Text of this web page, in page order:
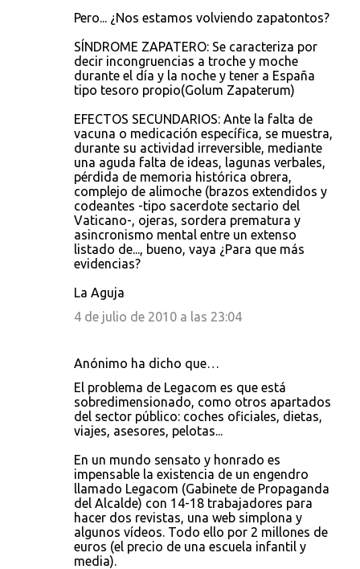
Pero... ¿Nos estamos volviendo zapatontos?
SÍNDROME ZAPATERO: Se caracteriza por
decir incongruencias a troche y moche
durante el día y la noche y tener a España
tipo tesoro propio(Golum Zapaterum)
EFECTOS SECUNDARIOS: Ante la falta de
vacuna o medicación específica, se muestra,
durante su actividad irreversible, mediante
una aguda falta de ideas, lagunas verbales,
pérdida de memoria histórica obrera,
complejo de alimoche (brazos extendidos y
codeantes -tipo sacerdote sectario del
Vaticano-, ojeras, sordera prematura y
asincronismo mental entre un extenso
listado de..., bueno, vaya ¿Para que más
evidencias?
La Aguja
4 de julio de 2010 a las 23:04
Anónimo ha dicho que…
El problema de Legacom es que está
sobredimensionado, como otros apartados
del sector público: coches oficiales, dietas,
viajes, asesores, pelotas...
En un mundo sensato y honrado es
impensable la existencia de un engendro
llamado Legacom (Gabinete de Propaganda
del Alcalde) con 14-18 trabajadores para
hacer dos revistas, una web simplona y
algunos vídeos. Todo ello por 2 millones de
euros (el precio de una escuela infantil y
media).